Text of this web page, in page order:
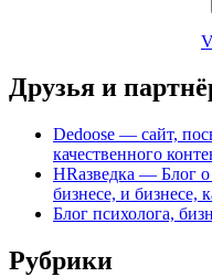
Друзья и
Dedoose — сайт,
качественного
HRазведка — Блог о
бизнесе, и бизнесе,
Блог психолога,
Рубрики